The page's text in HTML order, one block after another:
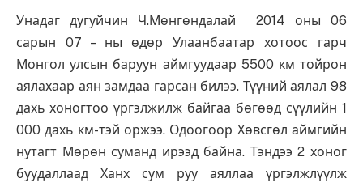
Унадаг дугуйчин Ч.Мөнгөндалай 2014 оны 06
сарын 07 – ны өдөр Улаанбаатар хотоос гарч
Монгол улсын баруун аймгуудаар 5500 км тойрон
аялахаар аян замдаа гарсан билээ. Түүний аялал 98
дахь хоногтоо үргэлжилж байгаа бөгөөд сүүлийн 1
000 дахь км-тэй оржээ. Одоогоор Хөвсгөл аймгийн
нутагт Мөрөн суманд ирээд байна. Тэндээ 2 хоног
буудаллаад Ханх сум руу аяллаа үргэлжлүүлж